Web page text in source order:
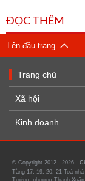
ĐỌC THÊM
Lên đầu trang
Trang chủ
Xã hội
Kinh doanh
© Copyright 2012 - 2026 -
Tầng 17, 19, 20, 21 Toà